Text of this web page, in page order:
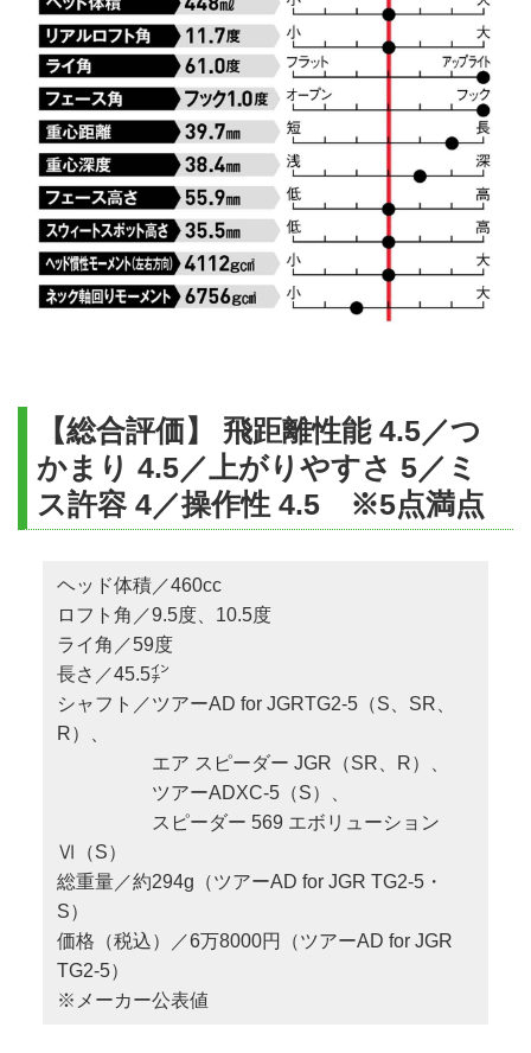
【総合評価】 飛距離性能 4.5／つ
かまり 4.5／上がりやすさ 5／ミ
ス許容 4／操作性 4.5 ※5点満点
ヘッド体積／460cc
ロフト角／9.5度、10.5度
ライ角／59度
長さ／45.5㌅
シャフト／ツアーAD for JGRTG2-5（S、SR、
R）、
エア スピーダー JGR（SR、R）、
ツアーADXC-5（S）、
スピーダー 569 エボリューション
Ⅵ（S）
総重量／約294g（ツアーAD for JGR TG2-5・
S）
価格（税込）／6万8000円（ツアーAD for JGR
TG2-5）
※メーカー公表値